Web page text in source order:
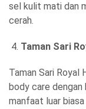
sel kulit mati dan
cerah.
Taman Sari
Taman Sari Royal
body care dengan
manfaat luar